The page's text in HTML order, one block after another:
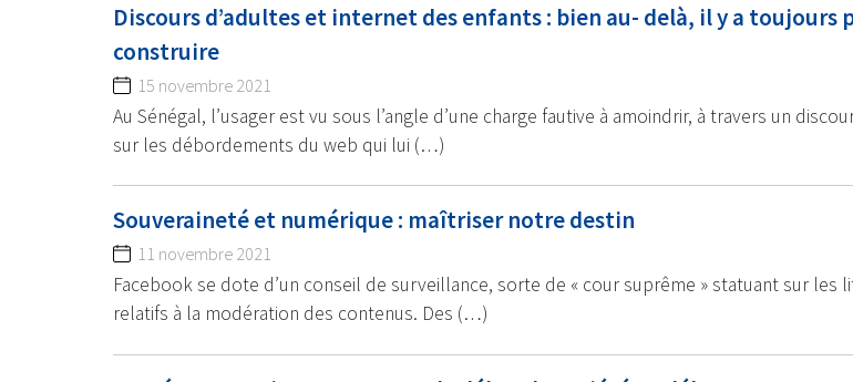
Discours d’adultes et internet des enfants : bien au- delà, il y a toujours
construire
15 novembre 2021
Au Sénégal, l’usager est vu sous l’angle d’une charge fautive à amoindrir, à travers un
sur les débordements du web qui lui (…)
Souveraineté et numérique : maîtriser notre destin
11 novembre 2021
Facebook se dote d’un conseil de surveillance, sorte de « cour suprême » statuant sur les
relatifs à la modération des contenus. Des (…)